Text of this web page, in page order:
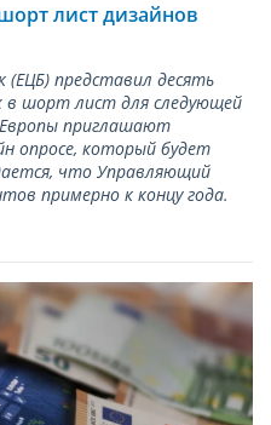
лист дизайнов
(ЕЦБ) представил десять
в шорт лист для следующей
приглашают
опросе, который будет
что Управляющий
примерно к концу года.